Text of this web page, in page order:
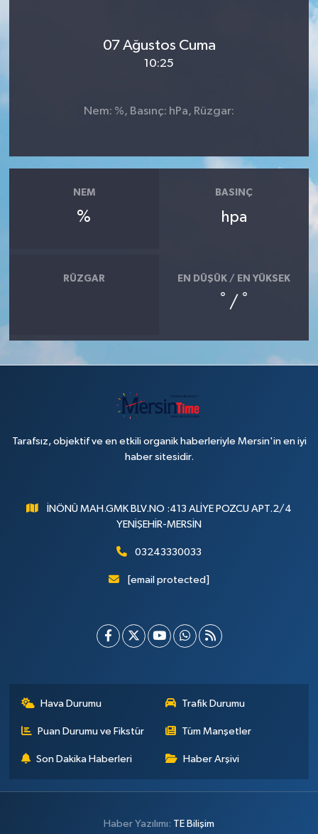
07 Ağustos Cuma
10:25
Nem: %, Basınç: hPa, Rüzgar:
NEM
%
BASINÇ
hpa
RÜZGAR EN DÜŞÜK / EN YÜKSEK
° / °
Tarafsız, objektif ve en etkili organik haberleriyle Mersin'in en iyi
haber sitesidir.
İNÖNÜ MAH.GMK BLV.NO :413 ALİYE POZCU APT.2/4
YENİŞEHİR-MERSİN
03243330033
[email protected]
Hava Durumu Trafik Durumu
Puan Durumu ve Fikstür Tüm Manşetler
Son Dakika Haberleri Haber Arşivi
Haber Yazılımı: TE Bilişim